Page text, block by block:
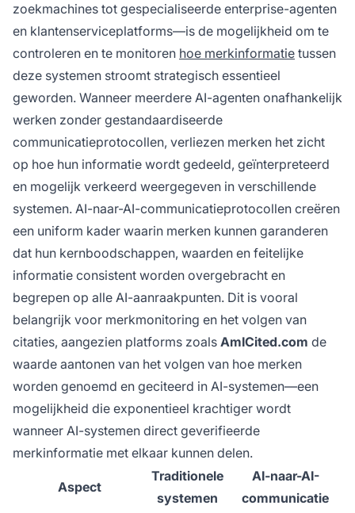
zoekmachines tot gespecialiseerde enterprise-agenten
en klantenserviceplatforms—is de mogelijkheid om te
controleren en te monitoren hoe merkinformatie tussen
deze systemen stroomt strategisch essentieel
geworden. Wanneer meerdere AI-agenten onafhankelijk
werken zonder gestandaardiseerde
communicatieprotocollen, verliezen merken het zicht
op hoe hun informatie wordt gedeeld, geïnterpreteerd
en mogelijk verkeerd weergegeven in verschillende
systemen. AI-naar-AI-communicatieprotocollen creëren
een uniform kader waarin merken kunnen garanderen
dat hun kernboodschappen, waarden en feitelijke
informatie consistent worden overgebracht en
begrepen op alle AI-aanraakpunten. Dit is vooral
belangrijk voor merkmonitoring en het volgen van
citaties, aangezien platforms zoals AmICited.com de
waarde aantonen van het volgen van hoe merken
worden genoemd en geciteerd in AI-systemen—een
mogelijkheid die exponentieel krachtiger wordt
wanneer AI-systemen direct geverifieerde
merkinformatie met elkaar kunnen delen.
Aspect
Traditionele
systemen
AI-naar-AI-
communicatie